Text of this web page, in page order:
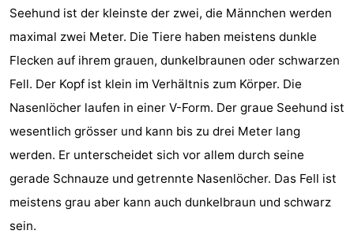
-
Spielplätze
-
Spielplätze
Bowling
-
Minigolfplätze
Wellness-
Seehund ist der kleinste der zwei, die Männchen werden
maximal zwei Meter. Die Tiere haben meistens dunkle
Flecken auf ihrem grauen, dunkelbraunen oder schwarzen
Fell. Der Kopf ist klein im Verhältnis zum Körper. Die
Nasenlöcher laufen in einer V-Form. Der graue Seehund ist
wesentlich grösser und kann bis zu drei Meter lang
werden. Er unterscheidet sich vor allem durch seine
gerade Schnauze und getrennte Nasenlöcher. Das Fell ist
meistens grau aber kann auch dunkelbraun und schwarz
sein.